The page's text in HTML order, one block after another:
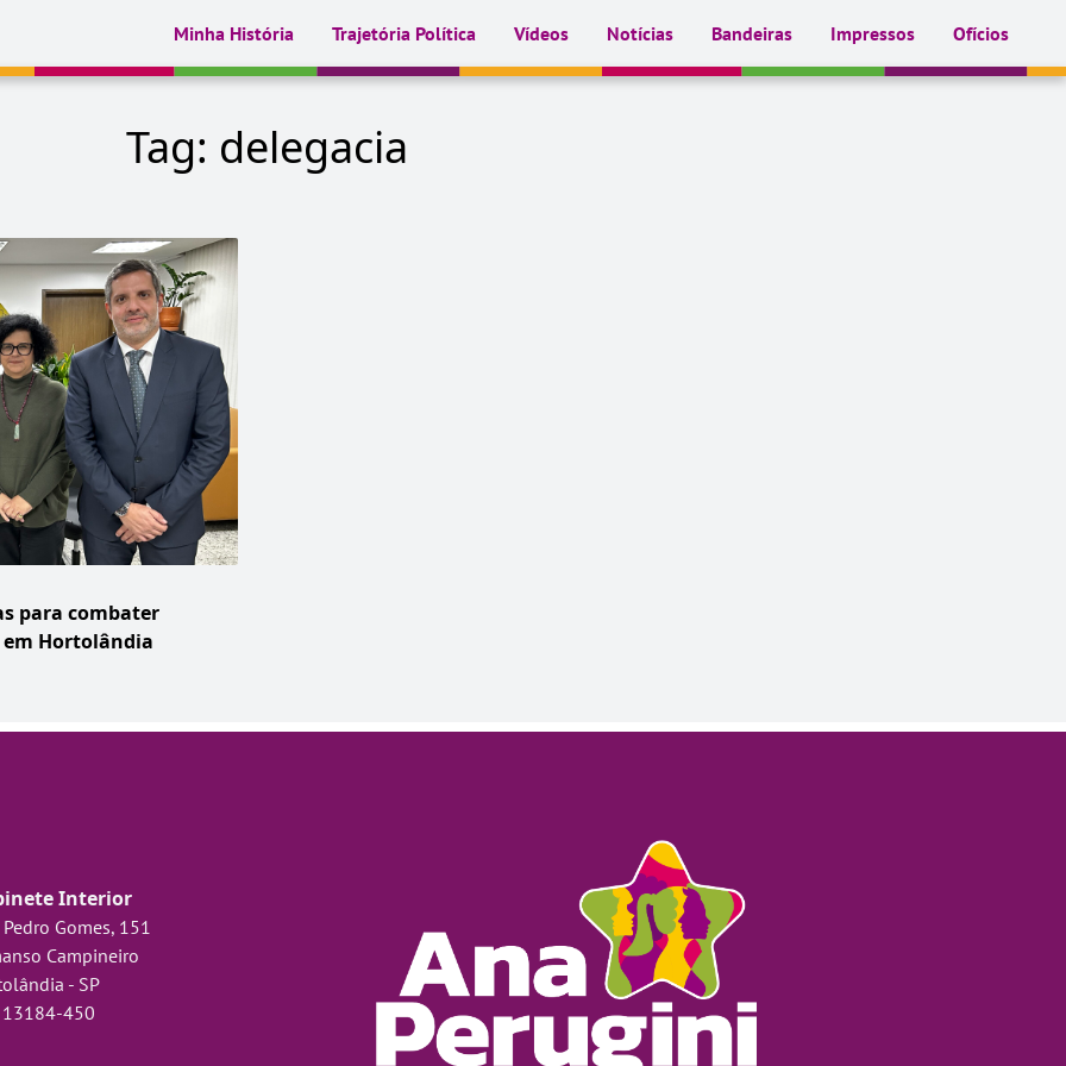
Minha História Trajetória Política Vídeos Notícias Bandeiras Impressos Ofícios
Tag: delegacia
para combater
Hortolândia
Interior
Gomes, 151
Campineiro
- SP
13184-450